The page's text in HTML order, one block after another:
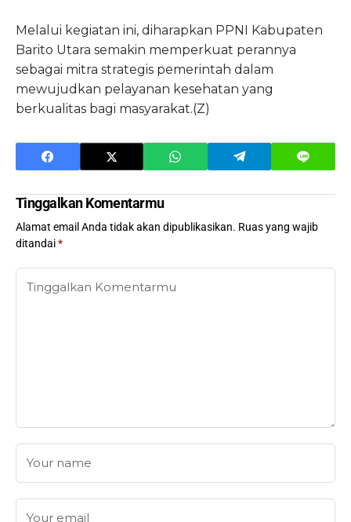
Melalui kegiatan ini, diharapkan PPNI Kabupaten
Barito Utara semakin memperkuat perannya
sebagai mitra strategis pemerintah dalam
mewujudkan pelayanan kesehatan yang
berkualitas bagi masyarakat.(Z)
Tinggalkan Komentarmu
Alamat email Anda tidak akan dipublikasikan. Ruas yang wajib
ditandai*